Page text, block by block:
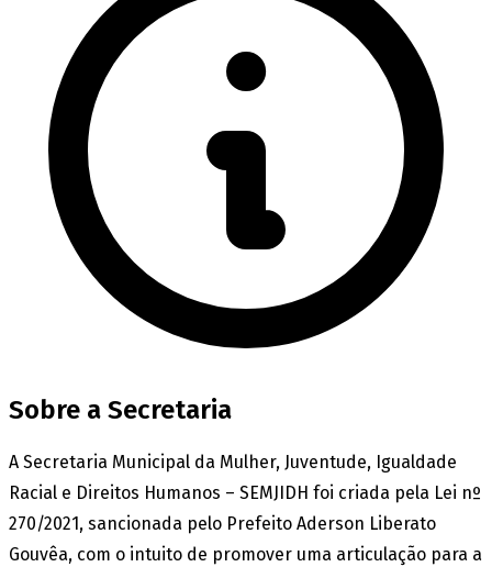
Sobre a Secretaria
A Secretaria Municipal da Mulher, Juventude, Igualdade
Racial e Direitos Humanos – SEMJIDH foi criada pela Lei nº
270/2021, sancionada pelo Prefeito Aderson Liberato
Gouvêa, com o intuito de promover uma articulação para a